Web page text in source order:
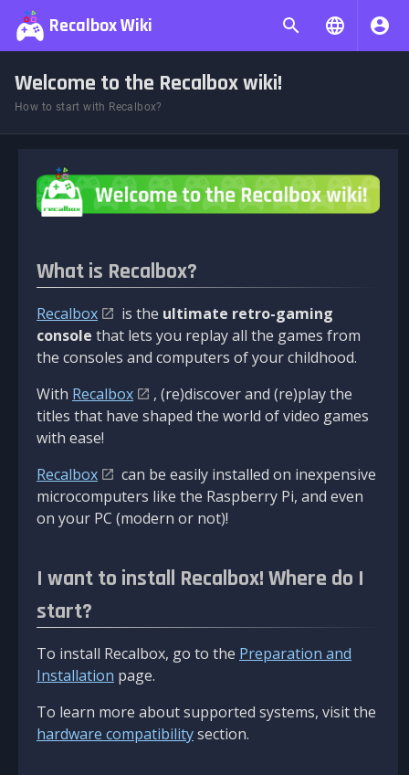
Recalbox Wiki
Welcome to the Recalbox wiki!
How to start with Recalbox?
What is Recalbox?
Recalbox is the ultimate retro-gaming
console that lets you replay all the games from
the consoles and computers of your childhood.
With Recalbox
, (re)discover and (re)play the
titles that have shaped the world of video games
with ease!
Recalbox
can be easily installed on inexpensive
microcomputers like the Raspberry Pi, and even
on your PC (modern or not)!
I want to install Recalbox! Where do I
start?
To install Recalbox, go to the Preparation and
Installation page.
To learn more about supported systems, visit the
hardware compatibilitysection.